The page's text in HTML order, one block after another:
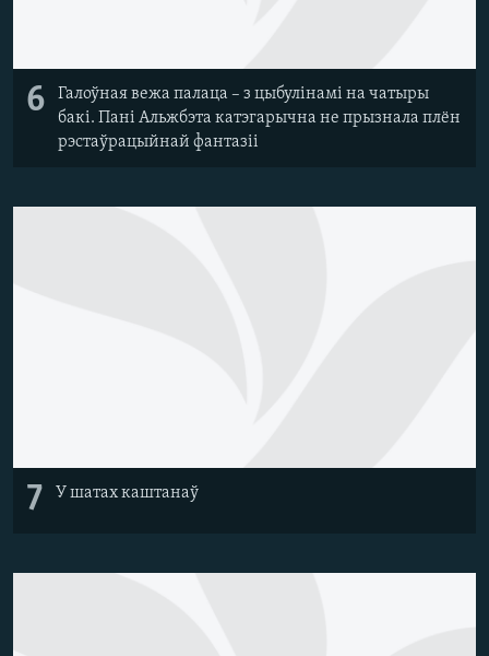
6
Галоўная вежа палаца – з цыбулінамі на чатыры
бакі. Пані Альжбэта катэгарычна не прызнала плён
рэстаўрацыйнай фантазіі
7 У шатах каштанаў